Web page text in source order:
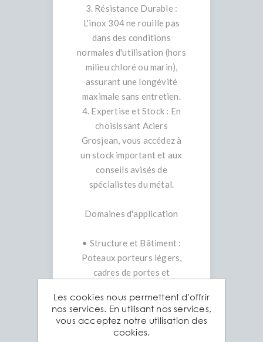
3. Résistance Durable :
L'inox 304 ne rouille pas
dans des conditions
normales d'utilisation (hors
milieu chloré ou marin),
assurant une longévité
maximale sans entretien.
4. Expertise et Stock : En
choisissant Aciers
Grosjean, vous accédez à
un stock important et aux
conseils avisés de
spécialistes du métal.
Domaines d'application
• Structure et Bâtiment :
Poteaux porteurs légers,
cadres de portes et
structures.
• Mobilier Design : Tables
basses, étagères, consoles,
Les cookies nous permettent d'offrir
nos services. En utilisant nos services,
vous acceptez notre utilisation des
cookies.